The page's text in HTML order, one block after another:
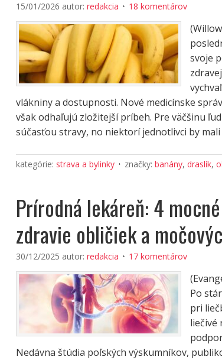
15/01/2026 autor: redakcia 18 komentárov
svoje
vlákniny a dostupnosti. Nové medicínske
však odhaľujú zložitejší príbeh. Pre väčšinu
súčasťou stravy, no niektorí jednotlivci by
kategórie: strava a bylinky značky: banány, draslík,
Prírodná lekáreň: 4
zdravie obličiek a
30/12/2025 autor: redakcia 17 komentárov
Po
pri
liečivé
Nedávna štúdia poľských výskumníkov,